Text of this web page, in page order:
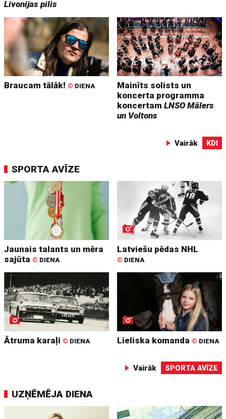
Livonijas pilis
Braucam tālāk! © DIENA
Mainīts solists un
koncerta programma
koncertamLNSO Mālers
un Voltons
Vairāk KDI
SPORTA AVĪZE
Jaunais talants un mēra
sajūta © DIENA
Latviešu pēdas NHL
© DIENA
Ātruma karaļi © DIENA Lieliska komanda © DIENA
Vairāk SPORTA AVĪZE
UZŅĒMĒJA DIENA